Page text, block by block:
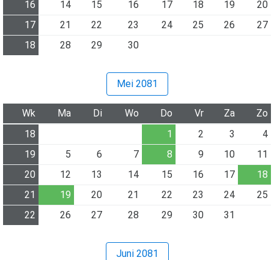
16 14 15 16 17 18 19
20
17
21 22 23 24 25 26
27
18
28 29 30
Mei 2081
Wk Ma Di Wo Do Vr Za
Zo
18
1 2 3
4
19
5 6 7 8 9 10
11
20
12 13 14 15 16 17
18
21
19 20 21 22 23 24
25
22
26 27 28 29 30 31
Juni 2081